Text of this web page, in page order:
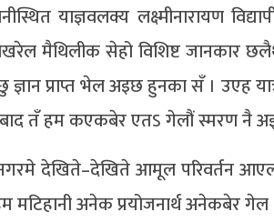
याज्ञवलक्य लक्ष्मीनारायण
मैथिलीक सेहो विशिष्ट जानकार
ज्ञान प्राप्त भेल अइछ हुनका सँ । उएह
तँ हम कएकबेर एतऽ गेलौं स्मरण नै
देखिते–देखिते आमूल परिवर्तन
अनेक प्रयोजनार्थ अनेकबेर